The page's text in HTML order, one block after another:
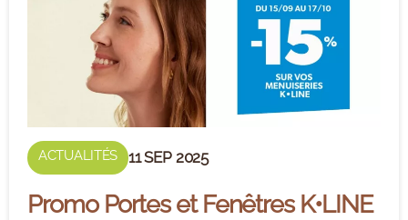
ACTUALITÉS 11 SEP 2025
Promo Portes et Fenêtres K•LINE